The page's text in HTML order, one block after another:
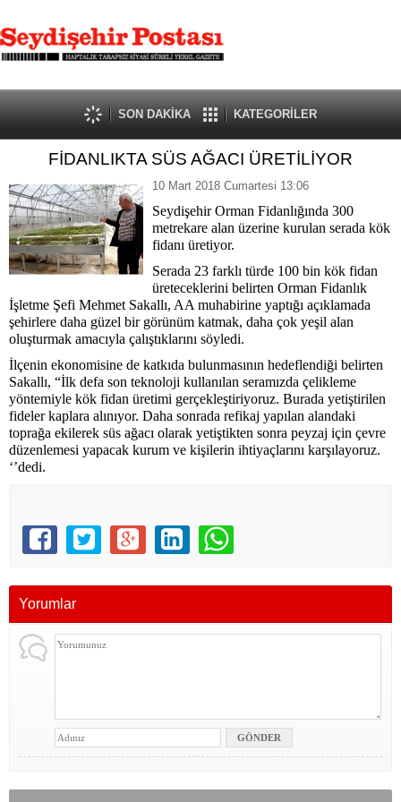
SON DAKİKA KATEGORİLER
FİDANLIKTA SÜS AĞACI ÜRETİLİYOR
10 Mart 2018 Cumartesi 13:06
Seydişehir Orman Fidanlığında 300
metrekare alan üzerine kurulan serada kök
fidanı üretiyor.
Serada 23 farklı türde 100 bin kök fidan
üreteceklerini belirten Orman Fidanlık
İşletme Şefi Mehmet Sakallı, AA muhabirine yaptığı açıklamada
şehirlere daha güzel bir görünüm katmak, daha çok yeşil alan
oluşturmak amacıyla çalıştıklarını söyledi.
İlçenin ekonomisine de katkıda bulunmasının hedeflendiği belirten
Sakallı, “İlk defa son teknoloji kullanılan seramızda çelikleme
yöntemiyle kök fidan üretimi gerçekleştiriyoruz. Burada yetiştirilen
fideler kaplara alınıyor. Daha sonrada refikaj yapılan alandaki
toprağa ekilerek süs ağacı olarak yetiştikten sonra peyzaj için çevre
düzenlemesi yapacak kurum ve kişilerin ihtiyaçlarını karşılayoruz.
‘’dedi.
Yorumlar